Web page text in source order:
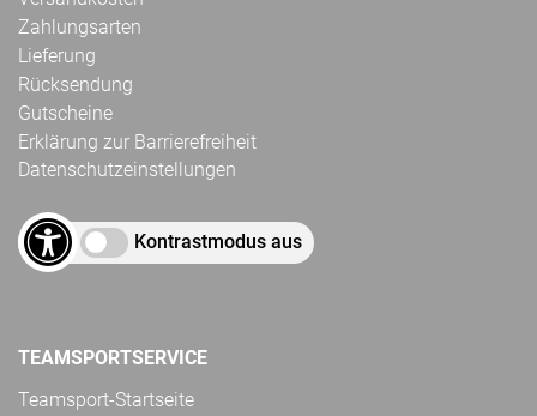
Zahlungsarten
Lieferung
Rücksendung
Gutscheine
Erklärung zur Barrierefreiheit
Datenschutzeinstellungen
Kontrastmodus aus
TEAMSPORTSERVICE
Teamsport-Startseite